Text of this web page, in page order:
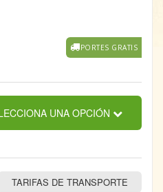
PORTES GRATIS
UNA OPCIÓN
TARIFAS DE TRANSPORTE